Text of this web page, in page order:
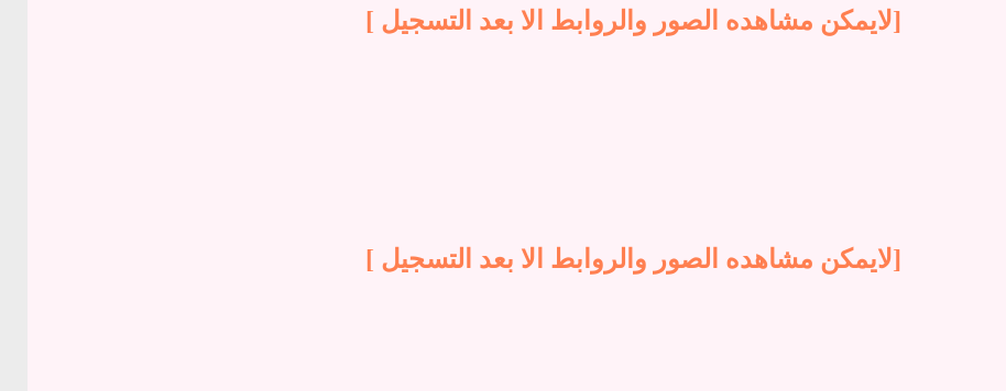
[لايمكن مشاهده الصور والروابط الا بعد التسجيل ]
[لايمكن مشاهده الصور والروابط الا بعد التسجيل ]